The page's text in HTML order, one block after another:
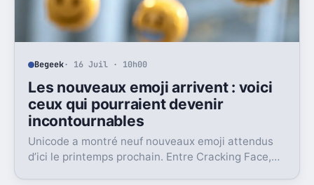
Begeek· 16 Juil · 10h00
Les nouveaux emoji arrivent : voici
ceux qui pourraient devenir
incontournables
Unicode a montré neuf nouveaux emoji attendus
d’ici le printemps prochain. Entre Cracking Face,